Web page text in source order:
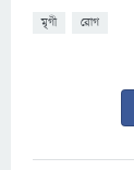
মৃগী রোগ